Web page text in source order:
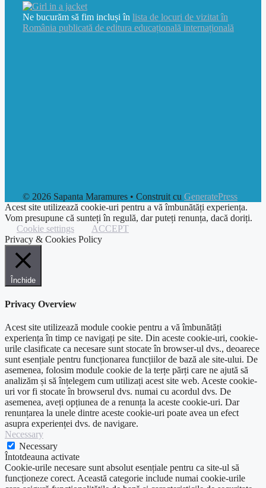
Ne bucurăm să fim incluși în lista de locuri de vizitat în
România publicată de editura educațională internațională
© 2026 Sapanta Maramures • Construit cu GeneratePress
Acest site utilizează cookie-uri pentru a vă îmbunătăți experiența.
Vom presupune că sunteți în regulă, dar puteți renunța, dacă doriți.
Cookie settings
ACCEPT
Privacy & Cookies Policy
Închide
Privacy Overview
Acest site utilizează module cookie pentru a vă îmbunătăți
experiența în timp ce navigați pe site. Din aceste cookie-uri, cookie-
urile clasificate ca necesare sunt stocate în browser-ul dvs., deoarece
sunt esențiale pentru funcționarea funcțiilor de bază ale site-ului. De
asemenea, folosim module cookie de la terțe părți care ne ajută să
analizăm și să înțelegem cum utilizați acest site web. Aceste cookie-
uri vor fi stocate în browserul dvs. numai cu acordul dvs. De
asemenea, aveți opțiunea de a renunța la aceste cookie-uri. Dar
renunțarea la unele dintre aceste cookie-uri poate avea un efect
asupra experienței dvs. de navigare.
Necessary
Necessary
Întotdeauna activate
Cookie-urile necesare sunt absolut esențiale pentru ca site-ul să
funcționeze corect. Această categorie include numai cookie-urile